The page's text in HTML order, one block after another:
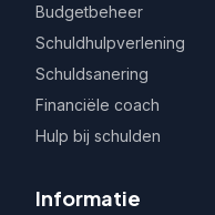
Budgetbeheer
Schuldhulpverlening
Schuldsanering
Financiële coach
Hulp bij schulden
Informatie